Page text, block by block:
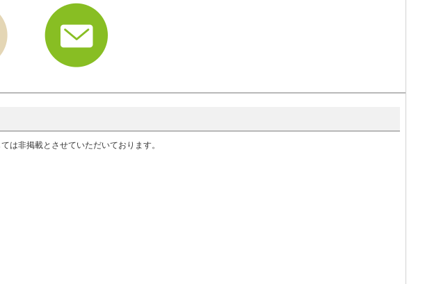
は非掲載とさせていただいております。